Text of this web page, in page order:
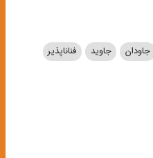
جاودان جاوید
فناناپذیر